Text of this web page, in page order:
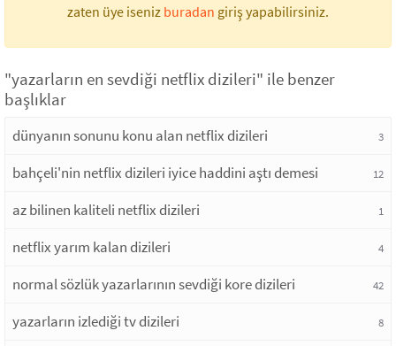
zaten üye iseniz buradan giriş yapabilirsiniz.
"yazarların en sevdiği netflix dizileri" ile benzer
başlıklar
dünyanın sonunu konu alan netflix dizileri 3
bahçeli'nin netflix dizileri iyice haddini aştı demesi 12
az bilinen kaliteli netflix dizileri 1
netflix yarım kalan dizileri 4
normal sözlük yazarlarının sevdiği kore dizileri 42
yazarların izlediği tv dizileri 8